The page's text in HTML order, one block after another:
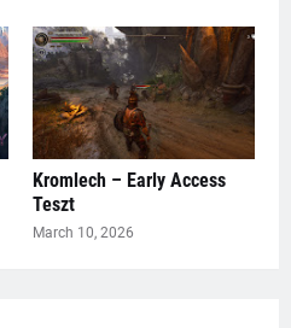
Kromlech – Early Access
Teszt
March 10, 2026